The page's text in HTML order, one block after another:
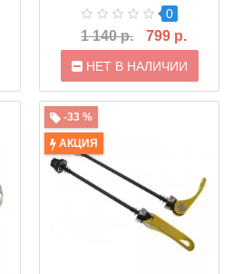
0
1 140 р. 799 р.
НЕТ В НАЛИЧИИ
-33 %
АКЦИЯ